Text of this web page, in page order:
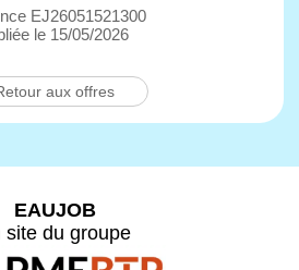
EJ26051521300
le 15/05/2026
aux offres
EAUJOB
site du groupe